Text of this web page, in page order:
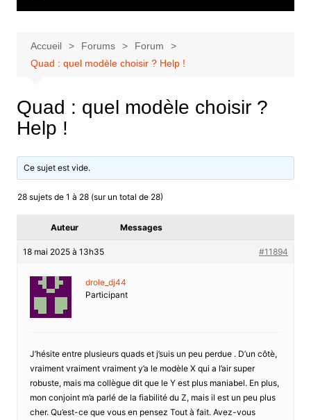
Accueil Forums
Forum
Quad : quel modèle choisir ? Help !
Quad : quel modèle choisir ?
Help !
Ce sujet est vide.
28 sujets de 1 à 28 (sur un total de 28)
Auteur Messages
18 mai 2025 à 13h35 #11894
drole_dj44
Participant
J’hésite entre plusieurs quads et j’suis un peu perdue . D’un côtè,
vraiment vraiment vraiment y’a le modèle X qui a l’air super
robuste, mais ma collègue dit que le Y est plus maniabel. En plus,
mon conjoint m’a parlé de la fiabilité du Z, mais il est un peu plus
cher. Qu’est-ce que vous en pensez Tout à fait. Avez-vous